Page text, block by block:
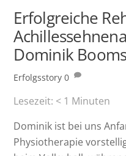
Erfolgreiche
Dominik
Erfolgsstory 0
Lesezeit: < 1 Minuten
Dominik ist bei uns
Physiotherapie